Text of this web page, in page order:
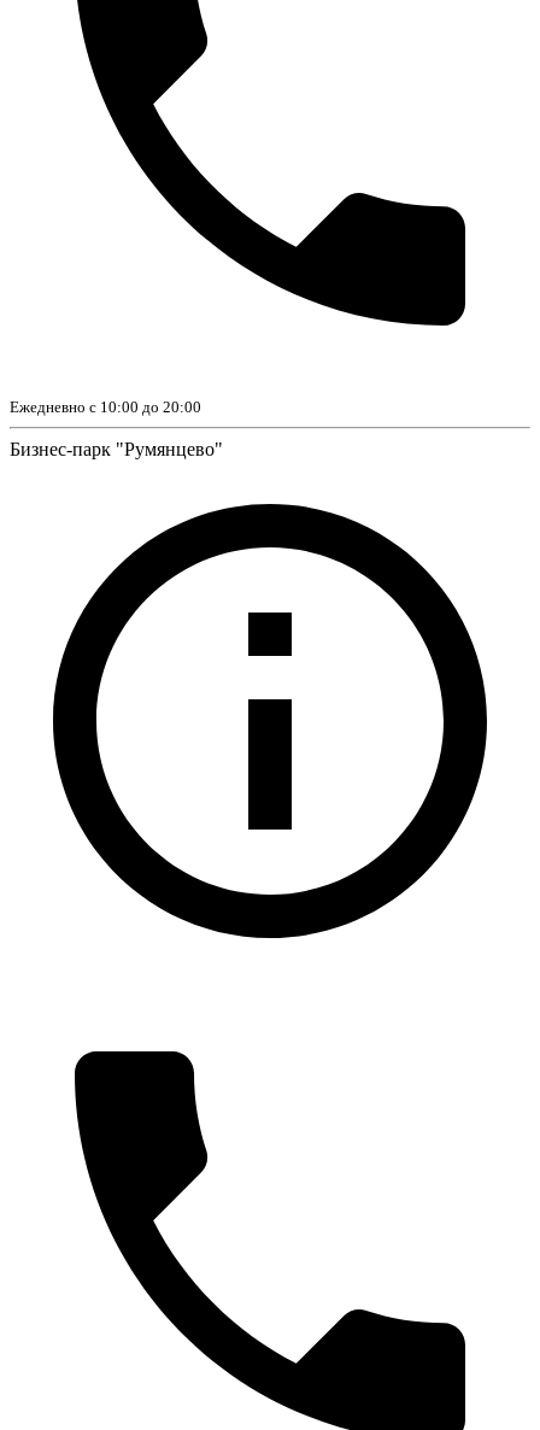
Ежедневно с 10:00 до 20:00
Бизнес-парк "Румянцево"